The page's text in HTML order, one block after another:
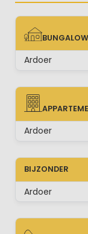
BUNGALOW
BUNGALOW
Ardoer
APPARTEMENT
Ardoer
BIJZONDER
Ardoer